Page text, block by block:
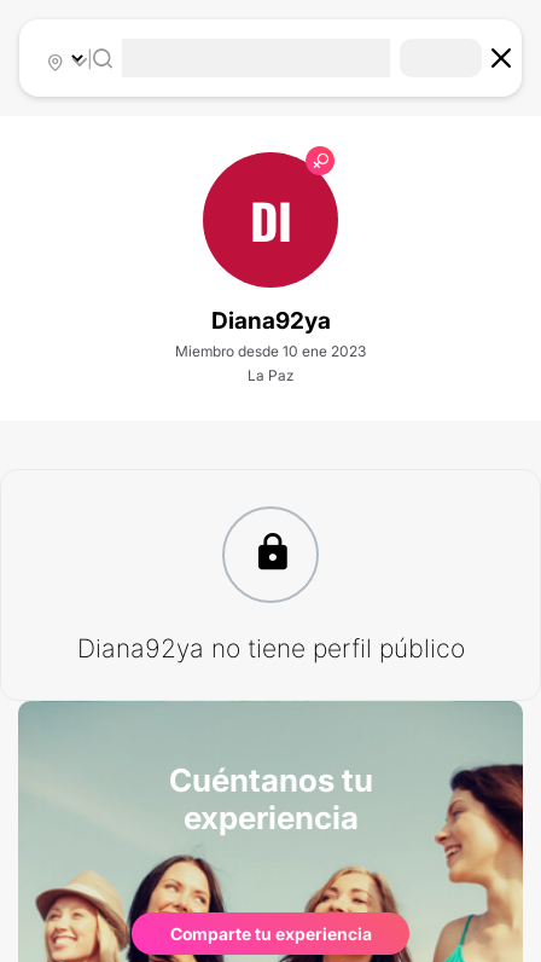
|
DI
Diana92ya
Miembro desde 10 ene 2023
La Paz
Diana92ya no tiene perfil público
Cuéntanos tu
experiencia
Comparte tu experiencia